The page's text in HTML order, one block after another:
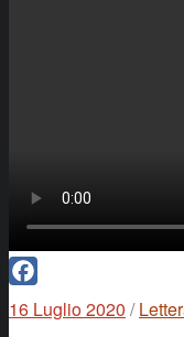
Facebook
16 Luglio 2020 /